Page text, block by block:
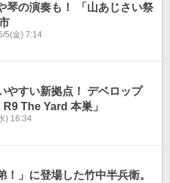
琴の演奏も！ 「山あじさい祭
5(金) 7:14
やすい新拠点！ デベロップ
R9 The Yard 本巣」
) 16:34
！」に登場した竹中半兵衛。